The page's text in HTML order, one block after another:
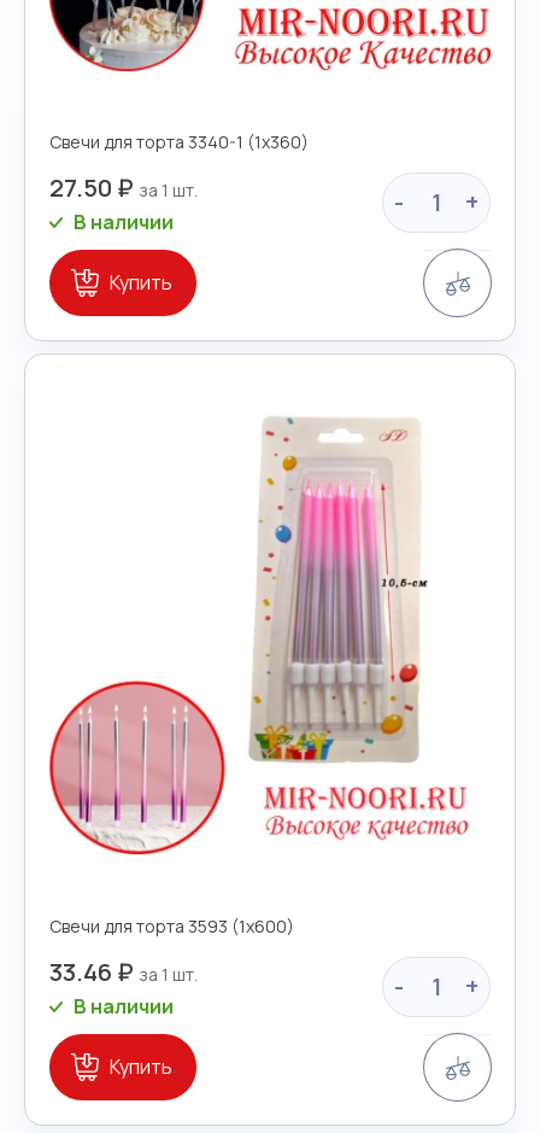
Свечи для торта 3340-1 (1х360)
27.50 ₽ - +
В наличии
Купить
Свечи для торта 3593 (1х600)
33.46 ₽ - +
В наличии
Купить